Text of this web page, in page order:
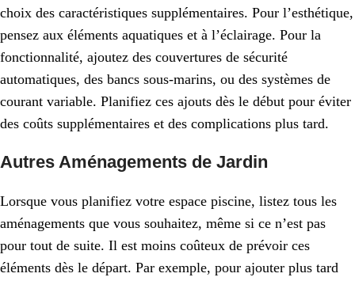
choix des caractéristiques supplémentaires. Pour l’esthétique,
pensez aux éléments aquatiques et à l’éclairage. Pour la
fonctionnalité, ajoutez des couvertures de sécurité
automatiques, des bancs sous-marins, ou des systèmes de
courant variable. Planifiez ces ajouts dès le début pour éviter
des coûts supplémentaires et des complications plus tard.
Autres Aménagements de Jardin
Lorsque vous planifiez votre espace piscine, listez tous les
aménagements que vous souhaitez, même si ce n’est pas
pour tout de suite. Il est moins coûteux de prévoir ces
éléments dès le départ. Par exemple, pour ajouter plus tard